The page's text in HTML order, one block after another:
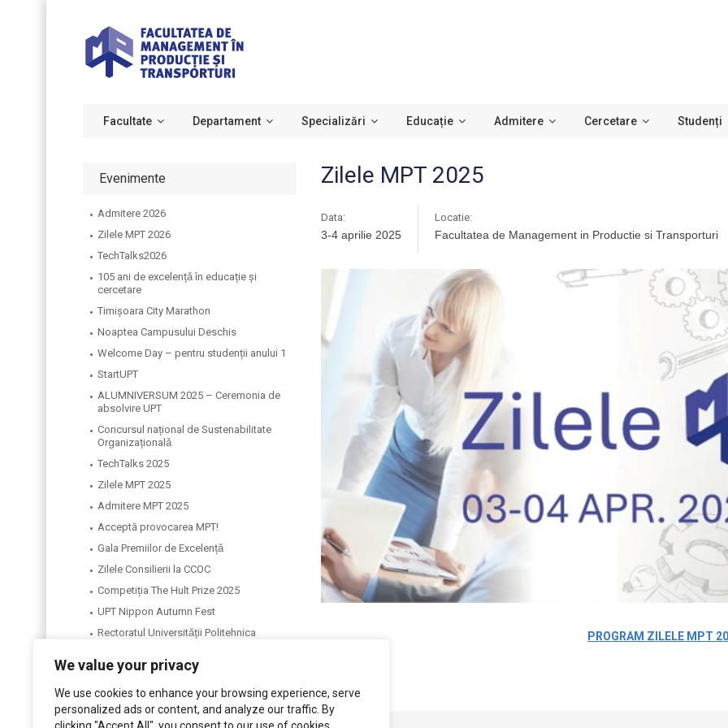
We value your privacy
We use cookies to enhance your browsing experience, serve
personalized ads or content, and analyze our traffic. By
Facultate Departament Specializări Educație Admitere Cercetare Studenți
Zilele MPT 2025
Data:
3-4 aprilie 2025
Locatie:
Facultatea de Management in Productie si Transporturi
PROGRAM ZILELE MPT
Evenimente
Admitere 2026
Zilele MPT 2026
TechTalks2026
105 ani de excelențǎ în educație și
cercetare
Timișoara City Marathon
Noaptea Campusului Deschis
Welcome Day – pentru studenții anului 1
StartUPT
ALUMNIVERSUM 2025 – Ceremonia de
absolvire UPT
Concursul național de Sustenabilitate
Organizaționalǎ
TechTalks 2025
Zilele MPT 2025
Admitere MPT 2025
Acceptă provocarea MPT!
Gala Premiilor de Excelențǎ
Zilele Consilierii la CCOC
Competiția The Hult Prize 2025
UPT Nippon Autumn Fest
Rectoratul Universitǎții Politehnica
Facultatea de Management în Producție și